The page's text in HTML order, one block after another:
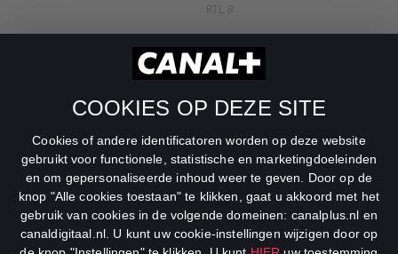
COOKIES OP DEZE SITE
Cookies of andere identificatoren worden op deze website
gebruikt voor functionele, statistische en marketingdoeleinden
en om gepersonaliseerde inhoud weer te geven. Door op de
knop "Alle cookies toestaan" te klikken, gaat u akkoord met het
gebruik van cookies in de volgende domeinen: canalplus.nl en
canaldigitaal.nl. U kunt uw cookie-instellingen wijzigen door op
RTL 8
RTL Z
SBS6
Veronica
DreamWorks Channel